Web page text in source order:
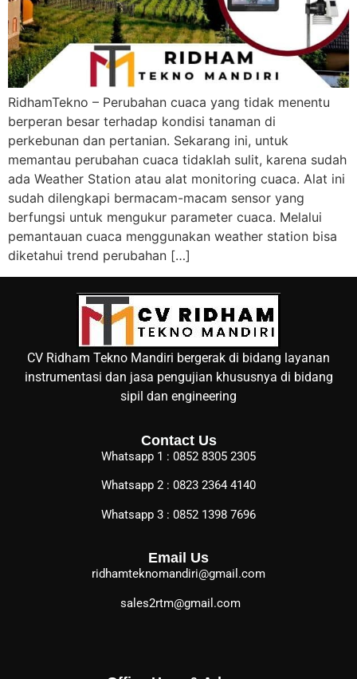
RidhamTekno – Perubahan cuaca yang tidak menentu
berperan besar terhadap kondisi tanaman di
perkebunan dan pertanian. Sekarang ini, untuk
memantau perubahan cuaca tidaklah sulit, karena sudah
ada Weather Station atau alat monitoring cuaca. Alat ini
sudah dilengkapi bermacam-macam sensor yang
berfungsi untuk mengukur parameter cuaca. Melalui
pemantauan cuaca menggunakan weather station bisa
diketahui trend perubahan […]
CV Ridham Tekno Mandiri bergerak di bidang layanan
instrumentasi dan jasa pengujian khususnya di bidang
sipil dan engineering
Contact Us
Whatsapp 1 : 0852 8305 2305
Whatsapp 2 : 0823 2364 4140
Whatsapp 3 : 0852 1398 7696
Email Us
ridhamteknomandiri@gmail.com
sales2rtm@gmail.com